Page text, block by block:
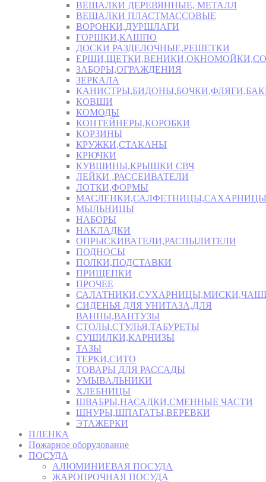
ВЕШАЛКИ ДЕРЕВЯННЫЕ, МЕТАЛЛ
ВЕШАЛКИ ПЛАСТМАССОВЫЕ
ВОРОНКИ,ДУРШЛАГИ
ГОРШКИ,КАШПО
ДОСКИ РАЗДЕЛОЧНЫЕ,РЕШЕТКИ
ЗАБОРЫ,ОГРАЖДЕНИЯ
ЗЕРКАЛА
КОВШИ
КОМОДЫ
КОНТЕЙНЕРЫ,КОРОБКИ
КОРЗИНЫ
КРУЖКИ,СТАКАНЫ
КРЮЧКИ
КУВШИНЫ,КРЫШКИ СВЧ
ЛЕЙКИ ,РАССЕИВАТЕЛИ
ЛОТКИ,ФОРМЫ
МАСЛЕНКИ,САЛФЕТНИЦЫ,САХАРНИЦЫ
МЫЛЬНИЦЫ
НАБОРЫ
НАКЛАДКИ
ОПРЫСКИВАТЕЛИ,РАСПЫЛИТЕЛИ
ПОДНОСЫ
ПОЛКИ,ПОДСТАВКИ
ПРИЩЕПКИ
ПРОЧЕЕ
СИДЕНЬЯ ДЛЯ УНИТАЗА,ДЛЯ
ВАННЫ,ВАНТУЗЫ
СТОЛЫ,СТУЛЬЯ,ТАБУРЕТЫ
СУШИЛКИ,КАРНИЗЫ
ТАЗЫ
ТЕРКИ,СИТО
ТОВАРЫ ДЛЯ РАССАДЫ
УМЫВАЛЬНИКИ
ХЛЕБНИЦЫ
ШВАБРЫ,НАСАДКИ,СМЕННЫЕ ЧАСТИ
ШНУРЫ,ШПАГАТЫ,ВЕРЕВКИ
ЭТАЖЕРКИ
ПЛЕНКА
Пожарное оборудование
ПОСУДА
АЛЮМИНИЕВАЯ ПОСУДА
ЖАРОПРОЧНАЯ ПОСУДА